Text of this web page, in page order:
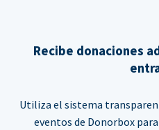
Recibe donaciones
Utiliza el sistema
eventos de Donorbox